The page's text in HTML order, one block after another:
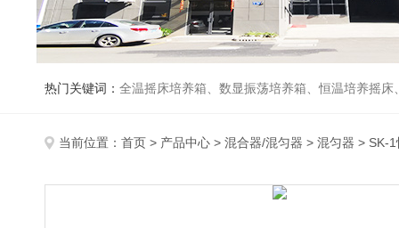
热门关键词： 全温摇床培养箱、数显振荡培养箱、恒温培养摇
当前位置： 首页 > 产品中心 > 混合器/混匀器 > 混匀器 > SK-